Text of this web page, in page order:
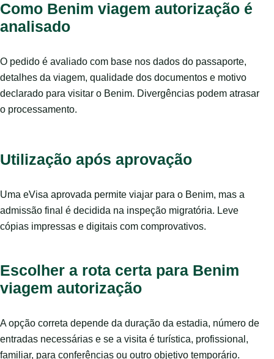
Como Benim viagem autorização é
analisado
O pedido é avaliado com base nos dados do passaporte,
detalhes da viagem, qualidade dos documentos e motivo
declarado para visitar o Benim. Divergências podem atrasar
o processamento.
Utilização após aprovação
Uma eVisa aprovada permite viajar para o Benim, mas a
admissão final é decidida na inspeção migratória. Leve
cópias impressas e digitais com comprovativos.
Escolher a rota certa para Benim
viagem autorização
A opção correta depende da duração da estadia, número de
entradas necessárias e se a visita é turística, profissional,
familiar, para conferências ou outro objetivo temporário.